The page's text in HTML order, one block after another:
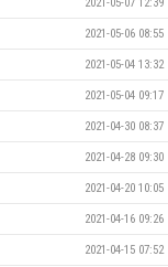
2021-05-06 08:55
2021-05-04 13:32
2021-05-04 09:17
2021-04-30 08:37
2021-04-28 09:30
2021-04-20 10:05
2021-04-16 09:26
2021-04-15 07:52